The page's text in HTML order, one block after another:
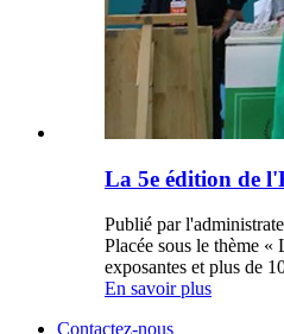
La 5e édition de
Publié par
Placée sous le thème «
exposantes et plus de
En savoir plus
Contactez-nous